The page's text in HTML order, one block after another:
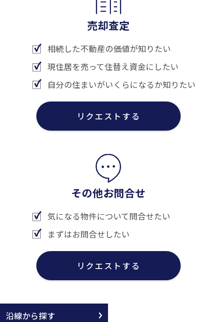
売却査定
相続した不動産の価値が知りたい
現住居を売って住替え資金にしたい
自分の住まいがいくらになるか知りたい
リクエストする
その他お問合せ
気になる物件について問合せたい
まずはお問合せしたい
リクエストする
沿線から探す